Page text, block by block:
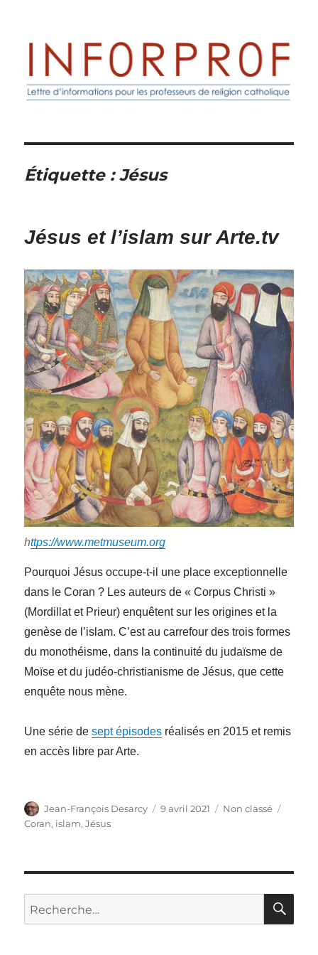
Inforprof
Étiquette :Jésus
Jésus et l’islam sur Arte.tv
https://www.metmuseum.org
Pourquoi Jésus occupe-t-il une place exceptionnelle
dans le Coran ? Les auteurs de « Corpus Christi »
(Mordillat et Prieur) enquêtent sur les origines et la
genèse de l’islam. C’est au carrefour des trois formes
du monothéisme, dans la continuité du judaïsme de
Moïse et du judéo-christianisme de Jésus, que cette
enquête nous mène.
Une série desept épisodes réalisés en 2015 et remis
en accès libre par Arte.
Auteur
Jean-François Desarcy
Publié
9 avril 2021 Catégories
Non classé
Coran, islam,Jésus
Recherche
pour